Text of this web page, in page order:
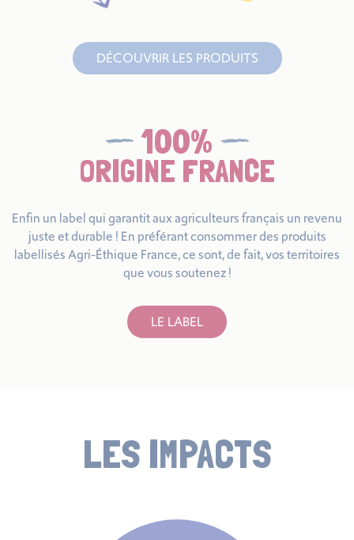
DÉCOUVRIR LES PRODUITS
100%
ORIGINE FRANCE
Enfin un label qui garantit aux agriculteurs français un revenu
juste et durable ! En préférant consommer des produits
labellisés Agri-Éthique France, ce sont, de fait, vos territoires
que vous soutenez !
LE LABEL
LES IMPACTS